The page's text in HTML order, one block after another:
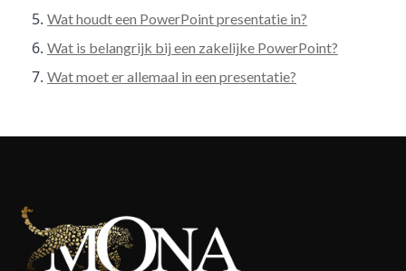
Wat houdt een PowerPoint presentatie in?
Wat is belangrijk bij een zakelijke PowerPoint?
Wat moet er allemaal in een presentatie?